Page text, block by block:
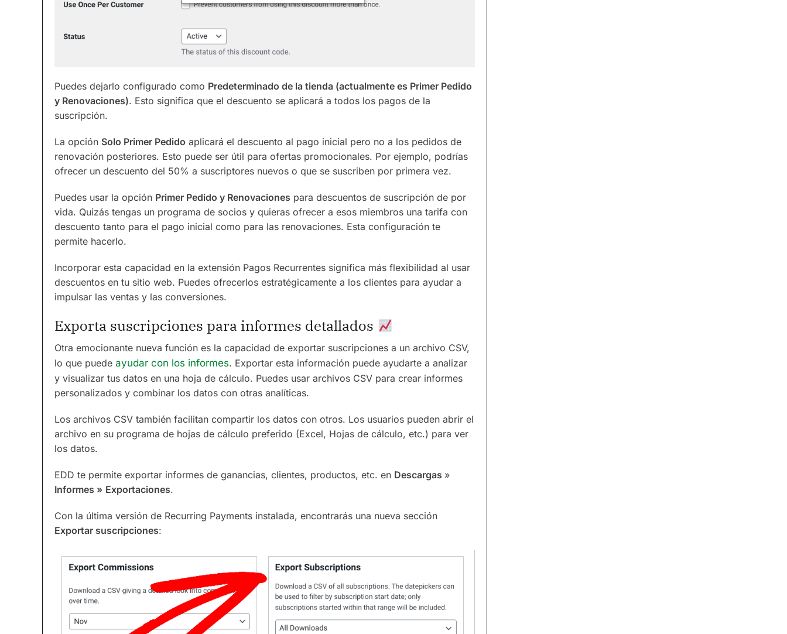
Puedes dejarlo configurado como Predeterminado de la tienda (actualmente es Primer Pedido
y Renovaciones). Esto significa que el descuento se aplicará a todos los pagos de la
suscripción.
La opción Solo Primer Pedido aplicará el descuento al pago inicial pero no a los pedidos de
renovación posteriores. Esto puede ser útil para ofertas promocionales. Por ejemplo, podrías
ofrecer un descuento del 50% a suscriptores nuevos o que se suscriben por primera vez.
Puedes usar la opción Primer Pedido y Renovaciones para descuentos de suscripción de por
vida. Quizás tengas un programa de socios y quieras ofrecer a esos miembros una tarifa con
descuento tanto para el pago inicial como para las renovaciones. Esta configuración te
permite hacerlo.
Incorporar esta capacidad en la extensión Pagos Recurrentes significa más flexibilidad al usar
descuentos en tu sitio web. Puedes ofrecerlos estratégicamente a los clientes para ayudar a
impulsar las ventas y las conversiones.
Exporta suscripciones para informes detallados
Otra emocionante nueva función es la capacidad de exportar suscripciones a un archivo CSV,
lo que puede ayudar con los informes. Exportar esta información puede ayudarte a analizar
y visualizar tus datos en una hoja de cálculo. Puedes usar archivos CSV para crear informes
personalizados y combinar los datos con otras analíticas.
Los archivos CSV también facilitan compartir los datos con otros. Los usuarios pueden abrir el
archivo en su programa de hojas de cálculo preferido (Excel, Hojas de cálculo, etc.) para ver
los datos.
EDD te permite exportar informes de ganancias, clientes, productos, etc. en Descargas »
Informes » Exportaciones.
Con la última versión de Recurring Payments instalada, encontrarás una nueva sección
Exportar suscripciones: